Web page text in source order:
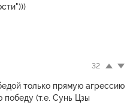
32
только прямую агрессию
победу (т.е. Сунь Цзы